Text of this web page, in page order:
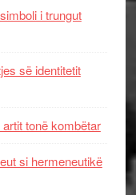
i trungut
së identitetit
tonë kombëtar
si hermeneutikë